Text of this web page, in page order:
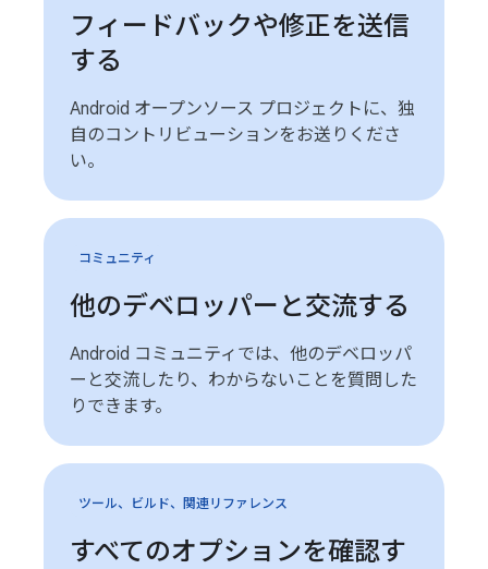
フィードバックや修正を送信
する
Android オープンソース プロジェクトに、独
自のコントリビューションをお送りくださ
い。
コミュニティ
他のデベロッパーと交流する
Android コミュニティでは、他のデベロッパ
ーと交流したり、わからないことを質問した
りできます。
ツール、ビルド、関連リファレンス
すべてのオプションを確認す